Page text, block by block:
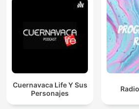
Cuernavaca Life Y Sus
Personajes